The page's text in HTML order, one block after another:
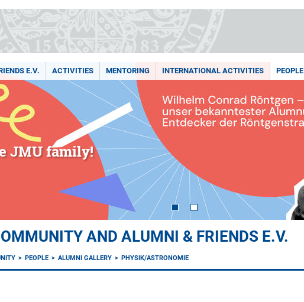
E.V. ACTIVITIES MENTORING INTERNATIONAL ACTIVITIES PEOPLE
JMU family!
AND ALUMNI & FRIENDS E.V.
PEOPLE ALUMNI GALLERY PHYSIK/ASTRONOMIE